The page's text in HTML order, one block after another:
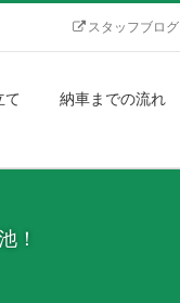
スタッフブログ
て 納車までの流れ
！